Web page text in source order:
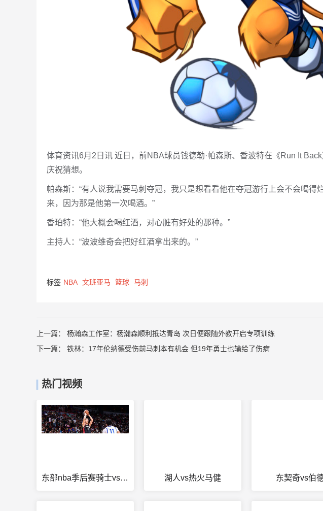
体育资讯6月2日讯 近日，前NBA球员钱德勒·帕森斯、香波特在《Run It
庆祝猜想。
帕森斯：“有人说我需要马刺夺冠，我只是想看看他在夺冠游行上会不会喝得
来，因为那是他第一次喝酒。”
香珀特：“他大概会喝红酒，对心脏有好处的那种。”
主持人：“波波维奇会把好红酒拿出来的。”
标签 NBA 文班亚马 篮球 马刺
上一篇： 杨瀚森工作室：杨瀚森顺利抵达青岛 次日便跟随外教开启专项训练
下一篇： 铁林：17年伦纳德受伤前马刺本有机会 但19年勇士也输给了伤病
热门视频
东部nba季后赛骑士vs步行者 湖人vs热火马健 东契奇vs伯